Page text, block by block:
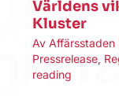
Världens
Kluster
Av Affärsstaden
Pressrelease,
reading